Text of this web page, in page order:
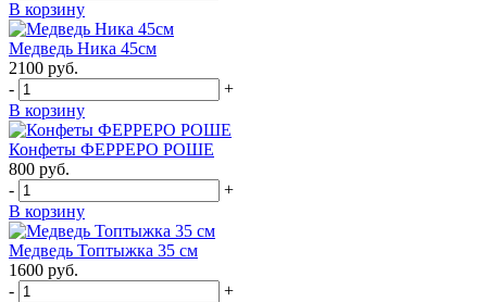
В корзину
Медведь Ника 45см
2100 руб.
-
+
В корзину
Конфеты ФЕРРЕРО РОШЕ
800 руб.
-
+
В корзину
Медведь Топтыжка 35 см
1600 руб.
-
+